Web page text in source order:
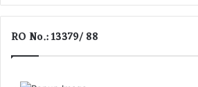
RO No.: 13379/ 88